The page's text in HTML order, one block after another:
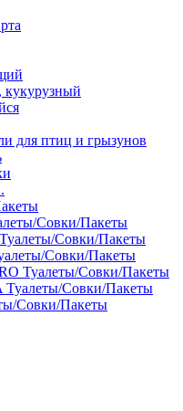
кукурузный
для птиц и грызунов
Совки/Пакеты
Совки/Пакеты
Совки/Пакеты
Туалеты/Совки/Пакеты
Совки/Пакеты
Совки/Пакеты